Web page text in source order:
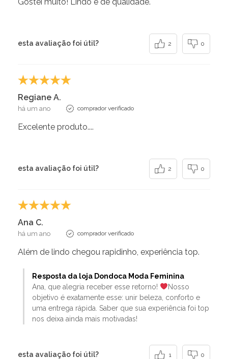
esta avaliação foi útil? 2 0
Regiane A.
há um ano comprador verificado
Excelente produto....
esta avaliação foi útil? 2 0
Ana C.
há um ano comprador verificado
Além de lindo chegou rapidinho, experiência top.
Resposta da loja Dondoca Moda Feminina
Ana, que alegria receber esse retorno!
Nosso
objetivo é exatamente esse: unir beleza, conforto e
uma entrega rápida. Saber que sua experiência foi top
nos deixa ainda mais motivadas!
esta avaliação foi útil? 1 0